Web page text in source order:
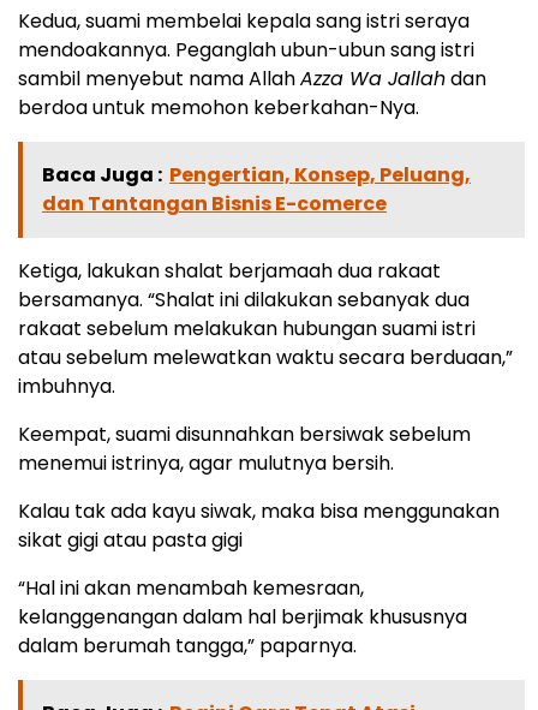
Kedua, suami membelai kepala sang istri seraya
mendoakannya. Peganglah ubun-ubun sang istri
sambil menyebut nama AllahAzza Wa Jallahdan
berdoa untuk memohon keberkahan-Nya.
Baca Juga : Pengertian, Konsep, Peluang,
dan Tantangan Bisnis E-comerce
Ketiga, lakukan shalat berjamaah dua rakaat
bersamanya. “Shalat ini dilakukan sebanyak dua
rakaat sebelum melakukan hubungan suami istri
atau sebelum melewatkan waktu secara berduaan,”
imbuhnya.
Keempat, suami disunnahkan bersiwak sebelum
menemui istrinya, agar mulutnya bersih.
Kalau tak ada kayu siwak, maka bisa menggunakan
sikat gigi atau pasta gigi
“Hal ini akan menambah kemesraan,
kelanggenangan dalam hal berjimak khususnya
dalam berumah tangga,” paparnya.